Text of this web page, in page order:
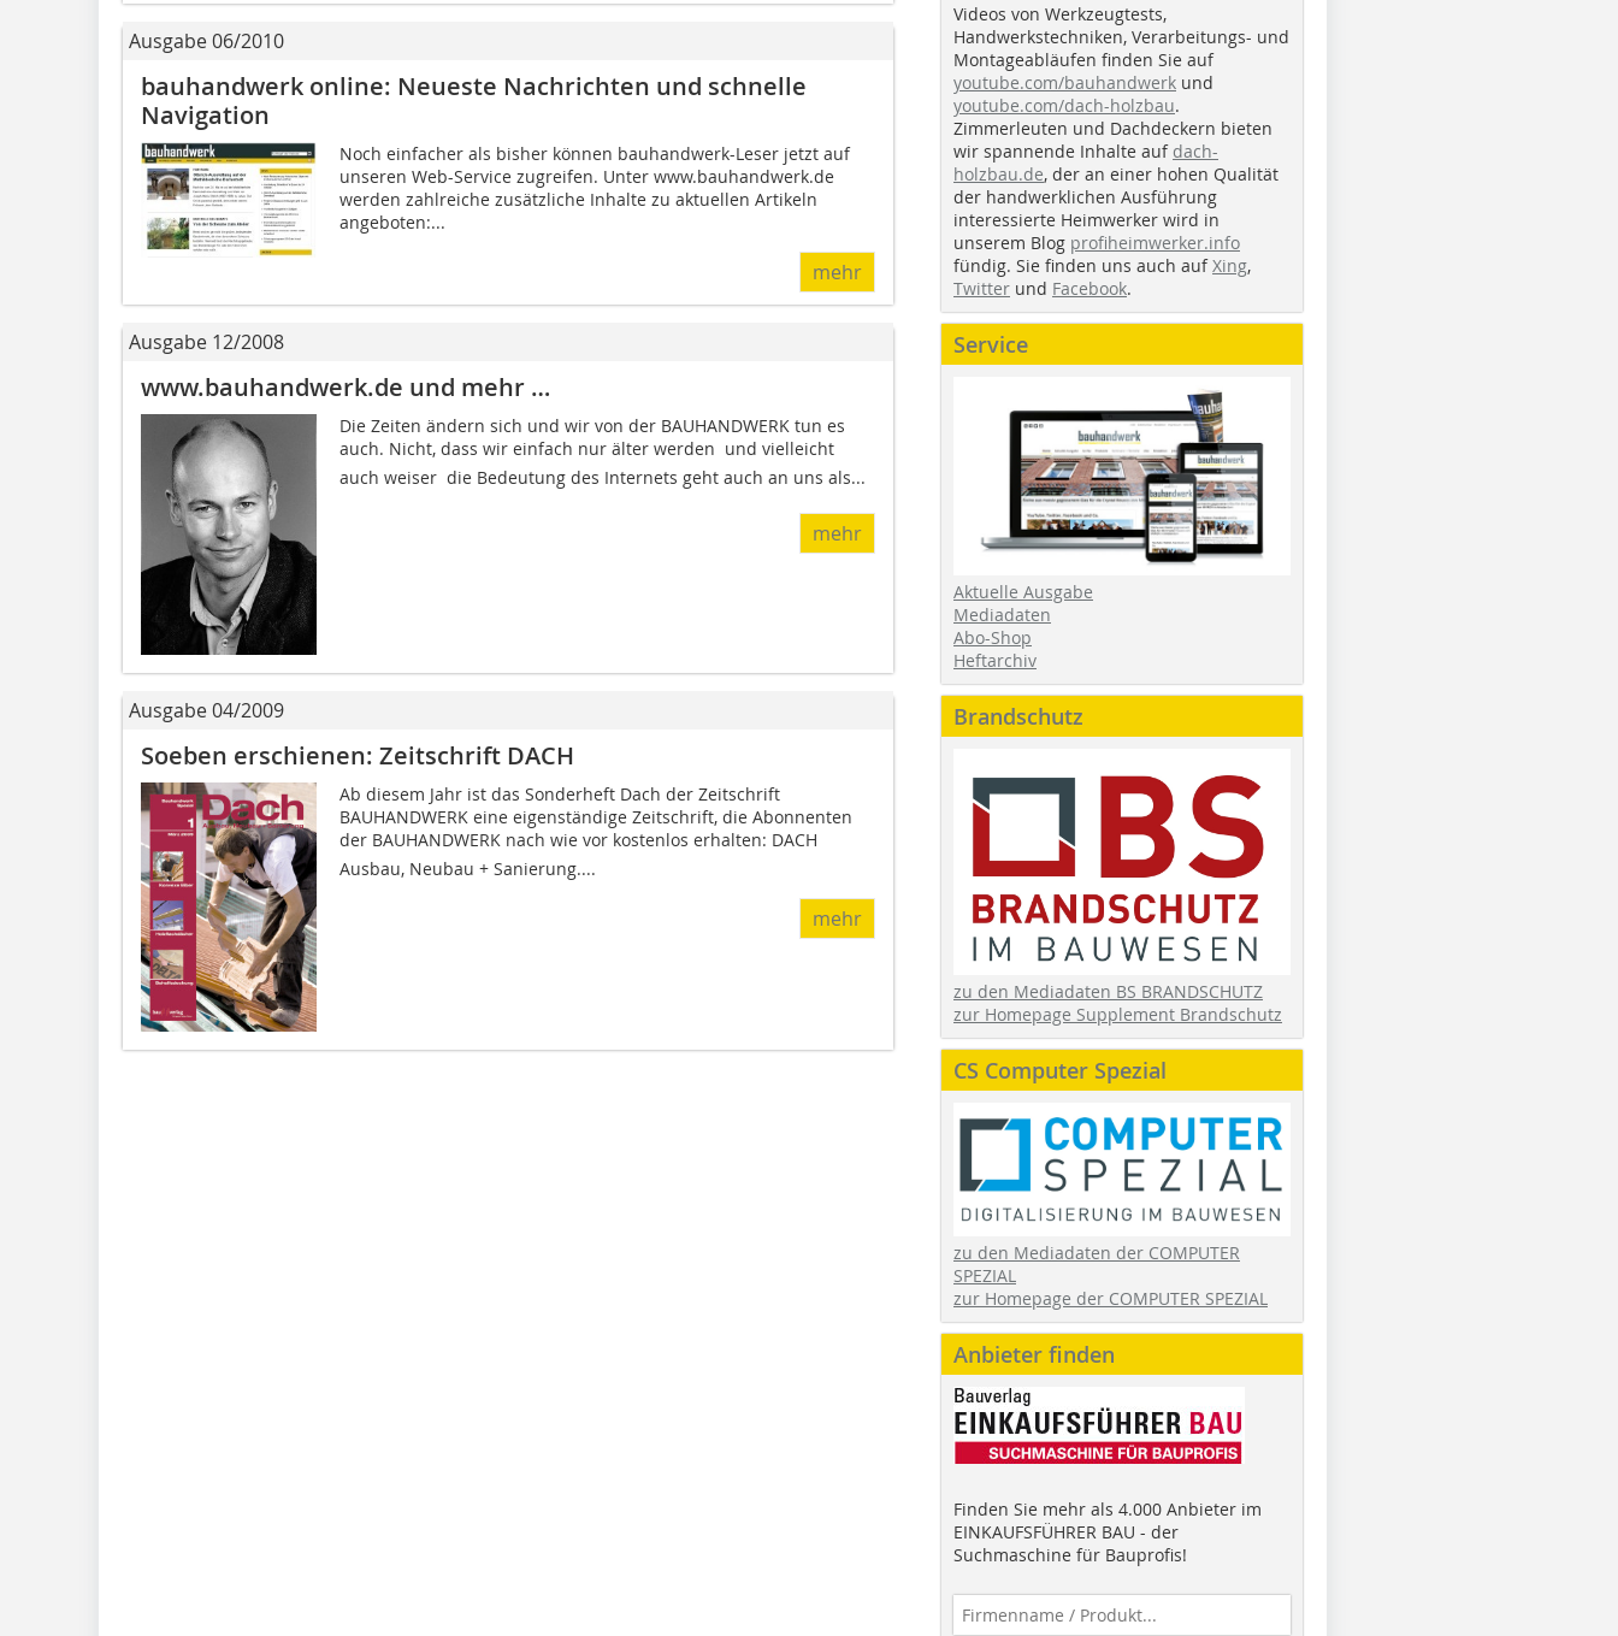
Ausgabe 06/2010
bauhandwerk online: Neueste Nachrichten und schnelle
Navigation
Noch einfacher als bisher können bauhandwerk-Leser jetzt auf
unseren Web-Service zugreifen. Unter www.bauhandwerk.de
werden zahlreiche zusätzliche Inhalte zu aktuellen Artikeln
angeboten:...
mehr
Ausgabe 12/2008
www.bauhandwerk.de und mehr …
Die Zeiten ändern sich und wir von der BAUHANDWERK tun es
auch. Nicht, dass wir einfach nur älter werden  und vielleicht
auch weiser  die Bedeutung des Internets geht auch an uns als...
mehr
Ausgabe 04/2009
Soeben erschienen: Zeitschrift DACH
Ab diesem Jahr ist das Sonderheft Dach der Zeitschrift
BAUHANDWERK eine eigenständige Zeitschrift, die Abonnenten
der BAUHANDWERK nach wie vor kostenlos erhalten: DACH 
Ausbau, Neubau + Sanierung....
mehr
Videos von Werkzeugtests,
Handwerkstechniken, Verarbeitungs- und
Montageabläufen finden Sie auf
youtube.com/bauhandwerk und
youtube.com/dach-holzbau.
Zimmerleuten und Dachdeckern bieten
wir spannende Inhalte auf dach-
holzbau.de, der an einer hohen Qualität
der handwerklichen Ausführung
interessierte Heimwerker wird in
unserem Blog profiheimwerker.info
fündig. Sie finden uns auch aufXing,
Twitter und Facebook.
Service
Aktuelle Ausgabe
Mediadaten
Abo-Shop
Heftarchiv
Brandschutz
zu den Mediadaten BS BRANDSCHUTZ
zur Homepage Supplement Brandschutz
CS Computer Spezial
zu den Mediadaten der COMPUTER
SPEZIAL
zur Homepage der COMPUTER SPEZIAL
Anbieter finden
Finden Sie mehr als 4.000 Anbieter im
EINKAUFSFÜHRER BAU - der
Suchmaschine für Bauprofis!